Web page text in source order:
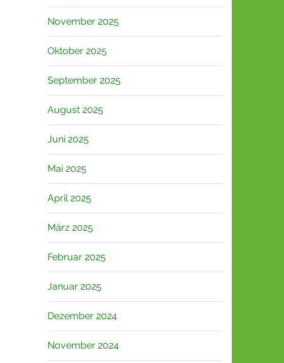
November 2025
Oktober 2025
September 2025
August 2025
Juni 2025
Mai 2025
April 2025
März 2025
Februar 2025
Januar 2025
Dezember 2024
November 2024